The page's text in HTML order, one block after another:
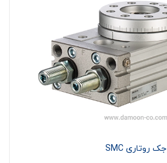
جک روتاری SMC